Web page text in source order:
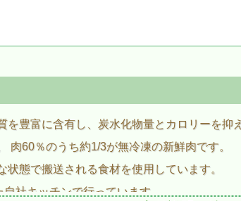
豊富に含有し、炭水化物量とカロリーを抑
肉60％のうち約1/3が無冷凍の新鮮肉です。
態で搬送される食材を使用しています。
社キッチンで行っています。